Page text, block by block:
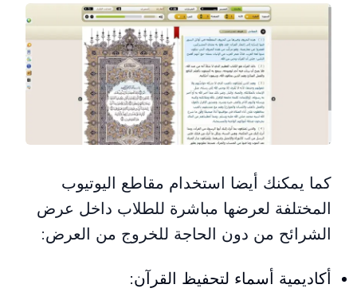
كما يمكنك أيضا استخدام مقاطع اليوتيوب
المختلفة لعرضها مباشرة للطلاب داخل عرض
الشرائح من دون الحاجة للخروج من العرض:
أكاديمية أسماء لتحفيظ القرآن: